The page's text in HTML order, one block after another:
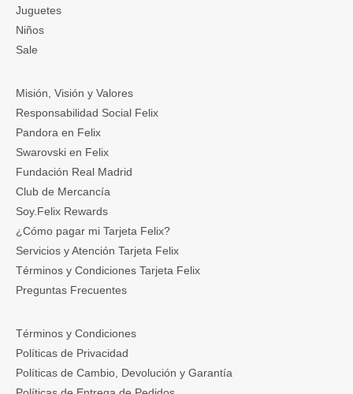
Juguetes
Niños
Sale
Misión, Visión y Valores
Responsabilidad Social Felix
Pandora en Felix
Swarovski en Felix
Fundación Real Madrid
Club de Mercancía
Soy.Felix Rewards
¿Cómo pagar mi Tarjeta Felix?
Servicios y Atención Tarjeta Felix
Términos y Condiciones Tarjeta Felix
Preguntas Frecuentes
Términos y Condiciones
Políticas de Privacidad
Políticas de Cambio, Devolución y Garantía